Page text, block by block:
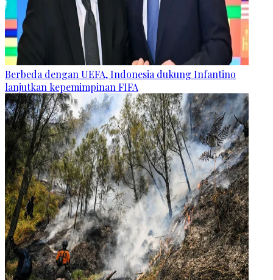
Berbeda dengan UEFA, Indonesia dukung Infantino
lanjutkan kepemimpinan FIFA